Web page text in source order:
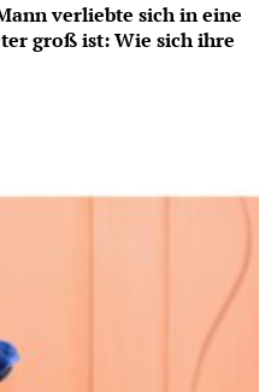
verliebte sich in eine
groß ist: Wie sich ihre